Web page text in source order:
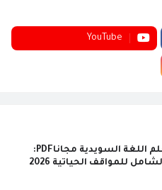
YouTube
تحميل كتاب تعلم اللغة السويدية مجاناPDF:
للمواقف الحياتية 2026